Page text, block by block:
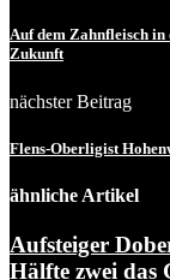
Auf dem Zahnfleisch
Zukunft
nächster Beitrag
Flens-Oberligist
ähnliche Artikel
Aufsteiger
Hälfte zwei das